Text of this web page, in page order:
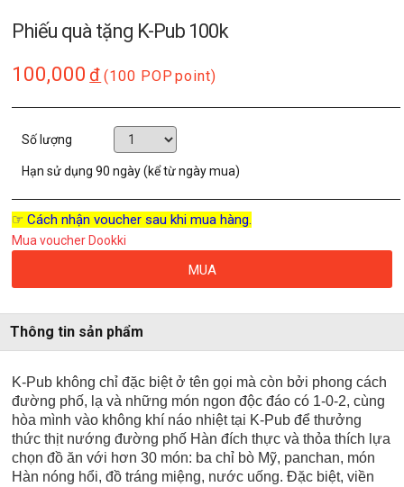
Phiếu quà tặng K-Pub 100k
100,000 đ (100 POP point)
Số lượng
Hạn sử dụng90 ngày (kể từ ngày mua)
☞ Cách nhận voucher sau khi mua hàng.
Mua voucher Dookki
MUA
Thông tin sản phẩm
K-Pub không chỉ đặc biệt ở tên gọi mà còn bởi phong cách
đường phố, lạ và những món ngon độc đáo có 1-0-2, cùng
hòa mình vào không khí náo nhiệt tại K-Pub để thưởng
thức thịt nướng đường phố Hàn đích thực và thỏa thích lựa
chọn đồ ăn với hơn 30 món: ba chỉ bò Mỹ, panchan, món
Hàn nóng hổi, đồ tráng miệng, nước uống. Đặc biệt, viền